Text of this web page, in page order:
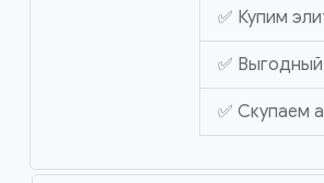
✅ Купим
✅
✅ Скупаем